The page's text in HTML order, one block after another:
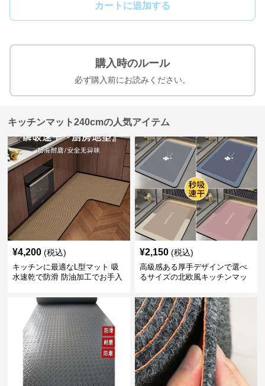
カートに追加する
購入時のルール
必ず購入前にお読みください。
キッチンマット240cmの人気アイテム
¥4,200 (税込)
キッチンに最適なL型マット 吸
水速乾で防滑 防油加工でお手入
¥2,150 (税込)
高級感ある厚手デザインで選べ
るサイズの北欧風キッチンマッ